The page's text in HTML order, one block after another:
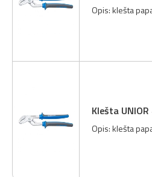
Opis: klešta
Klešta
Opis: klešta